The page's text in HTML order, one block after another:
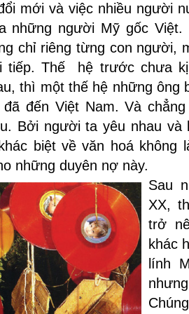
mới và việc nhiều người
những người Mỹ gốc Việt.
chỉ riêng từng con người,
tiếp. Thế hệ trước chưa
thì một thế hệ những ông
đến Việt Nam. Và
Bởi người ta yêu nhau và
biệt về văn hoá không
những duyên nợ này.
Sau
XX,
trở
khác
lính